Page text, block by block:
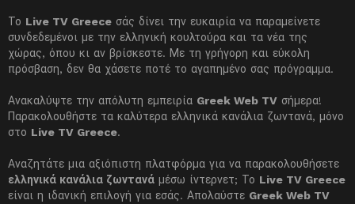
Το Live TV Greece σάς δίνει την ευκαιρία να παραμείνετε
συνδεδεμένοι με την ελληνική κουλτούρα και τα νέα της
χώρας, όπου κι αν βρίσκεστε. Με τη γρήγορη και εύκολη
πρόσβαση, δεν θα χάσετε ποτέ το αγαπημένο σας πρόγραμμα.
Ανακαλύψτε την απόλυτη εμπειρία Greek Web TV σήμερα!
Παρακολουθήστε τα καλύτερα ελληνικά κανάλια ζωντανά, μόνο
στο Live TV Greece.
Αναζητάτε μια αξιόπιστη πλατφόρμα για να παρακολουθήσετε
ελληνικά κανάλια ζωντανά μέσω ίντερνετ; Το Live TV Greece
είναι η ιδανική επιλογή για εσάς. Απολαύστε Greek Web TV